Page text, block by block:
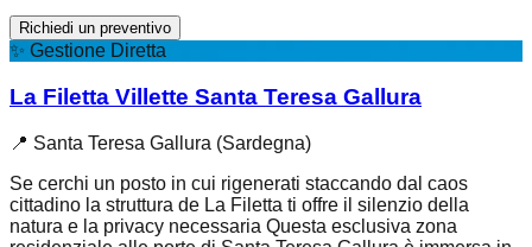
Richiedi un preventivo
✨ Gestione Diretta
La Filetta Villette Santa Teresa Gallura
📍 Santa Teresa Gallura (Sardegna)
Se cerchi un posto in cui rigenerati staccando dal caos
cittadino la struttura de La Filetta ti offre il silenzio della
natura e la privacy necessaria Questa esclusiva zona